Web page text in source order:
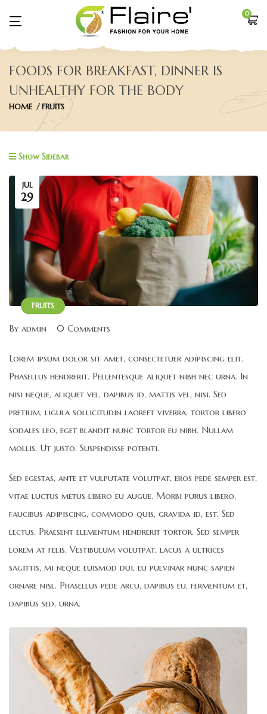
0
FOODS FOR BREAKFAST, DINNER IS
UNHEALTHY FOR THE BODY
HOME FRUITS
Show Sidebar
FRUITS
JUL
29
By admin 0 Comments
Lorem ipsum dolor sit amet, consectetuer adipiscing elit.
Phasellus hendrerit. Pellentesque aliquet nibh nec urna. In
nisi neque, aliquet vel, dapibus id, mattis vel, nisi. Sed
pretium, ligula sollicitudin laoreet viverra, tortor libero
sodales leo, eget blandit nunc tortor eu nibh. Nullam
mollis. Ut justo. Suspendisse potenti.
Sed egestas, ante et vulputate volutpat, eros pede semper est,
vitae luctus metus libero eu augue. Morbi purus libero,
faucibus adipiscing, commodo quis, gravida id, est. Sed
lectus. Praesent elementum hendrerit tortor. Sed semper
lorem at felis. Vestibulum volutpat, lacus a ultrices
sagittis, mi neque euismod dui, eu pulvinar nunc sapien
ornare nisl. Phasellus pede arcu, dapibus eu, fermentum et,
dapibus sed, urna.